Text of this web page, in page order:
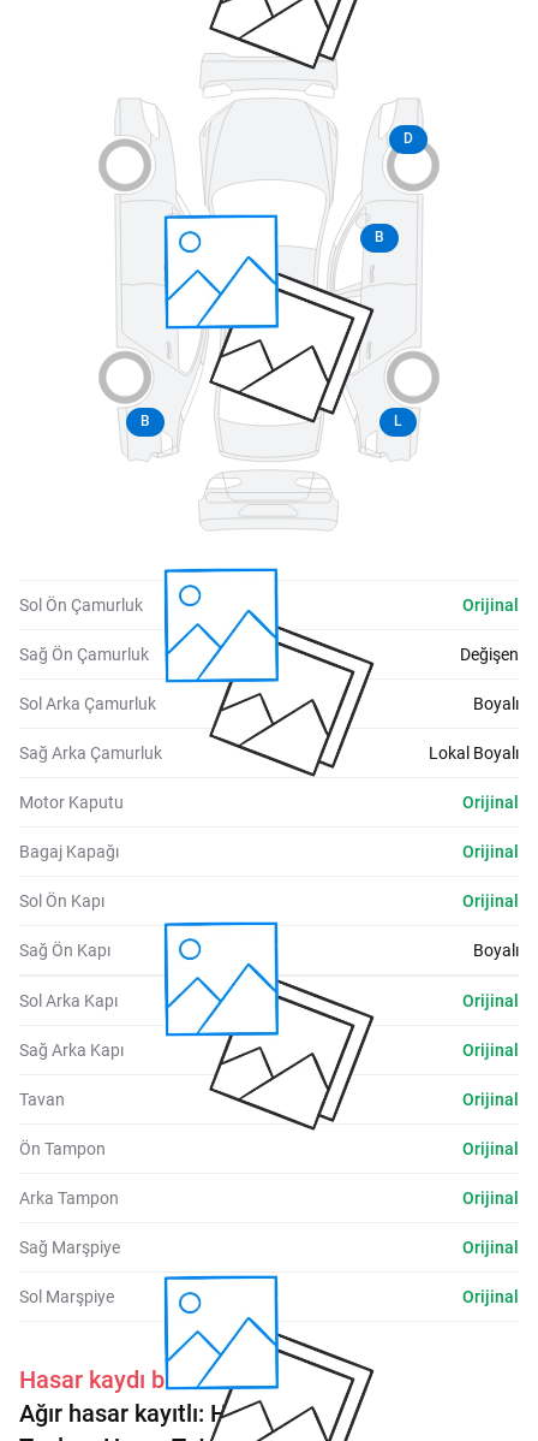
B
L
B
D
Sol Ön Çamurluk Orijinal
Sağ Ön Çamurluk Değişen
Sol Arka Çamurluk Boyalı
Sağ Arka Çamurluk Lokal Boyalı
Motor Kaputu Orijinal
Bagaj Kapağı Orijinal
Sol Ön Kapı Orijinal
Sağ Ön Kapı Boyalı
Sol Arka Kapı Orijinal
Sağ Arka Kapı Orijinal
Tavan Orijinal
Ön Tampon Orijinal
Arka Tampon Orijinal
Sağ Marşpiye Orijinal
Sol Marşpiye Orijinal
Hasar kaydı bulunmaktadır.
Ağır hasar kayıtlı: Hayır